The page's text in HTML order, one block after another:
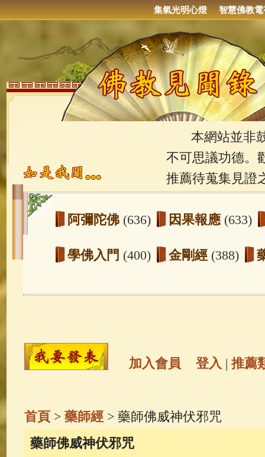
集氣光明心燈 智慧佛教電
本網站並非鼓
不可思議功德。
推薦待蒐集見證
阿彌陀佛 (636) 因果報應 (633)
學佛入門 (400) 金剛經 (388)
玉曆寶鈔(236) 地藏經(225)
高僧故事 (141) 放生護生 (133)
一切如來心秘密全身舍利寶篋印
加入會員 登入 | 推薦
首頁> 藥師經> 藥師佛威神伏邪咒
藥師佛威神伏邪咒